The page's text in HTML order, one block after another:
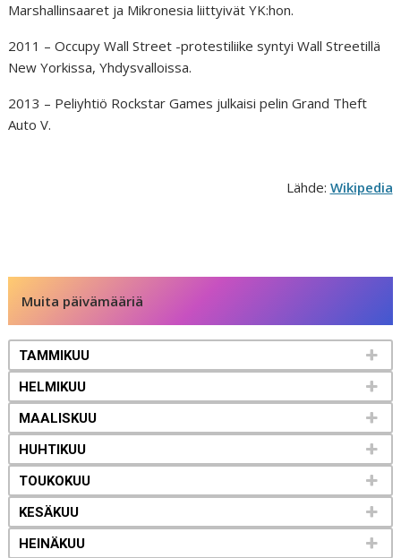
Marshallinsaaret ja Mikronesia liittyivät YK:hon.
2011 – Occupy Wall Street -protestiliike syntyi Wall Streetillä
New Yorkissa, Yhdysvalloissa.
2013 – Peliyhtiö Rockstar Games julkaisi pelin Grand Theft
Auto V.
Lähde: Wikipedia
Muita päivämääriä
TAMMIKUU
HELMIKUU
MAALISKUU
HUHTIKUU
TOUKOKUU
KESÄKUU
HEINÄKUU